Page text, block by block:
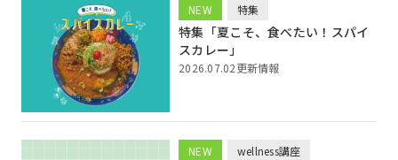
NEW 特集
特集「夏こそ、食べたい！スパイ
スカレー」
2026.07.02更新情報
NEW wellness講座